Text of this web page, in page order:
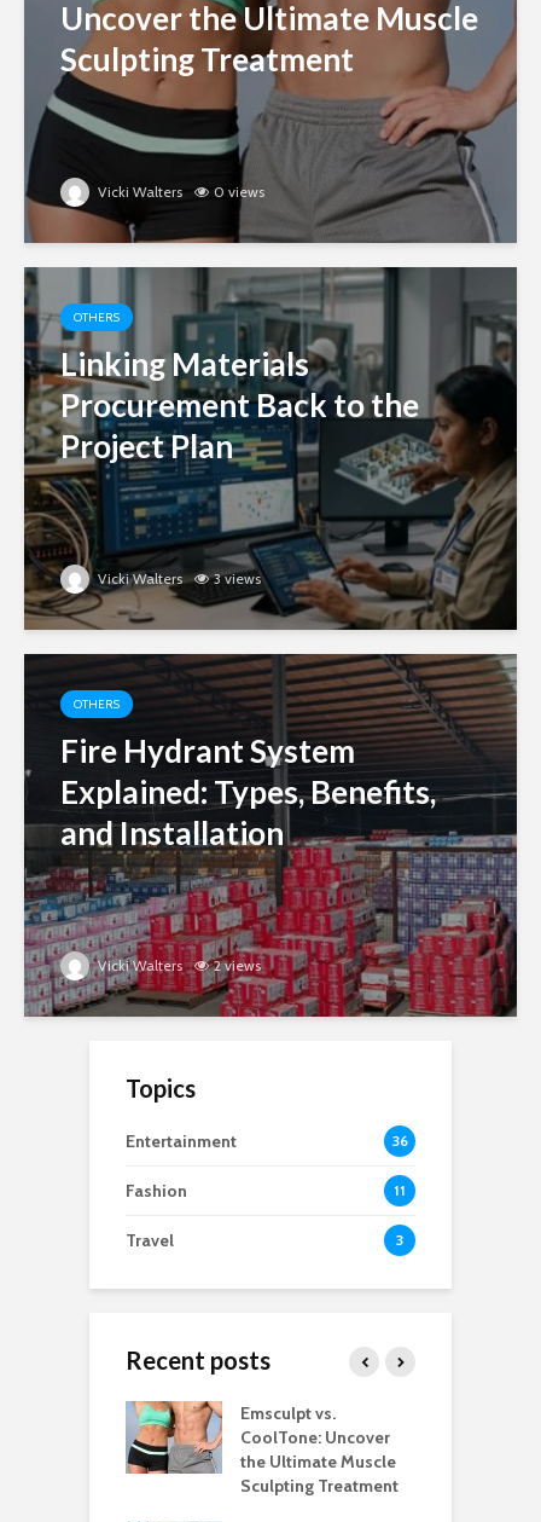
Uncover the Ultimate Muscle
Sculpting Treatment
Vicki Walters 0 views
OTHERS
Linking Materials
Procurement Back to the
Project Plan
Vicki Walters 3 views
OTHERS
Fire Hydrant System
Explained: Types, Benefits,
and Installation
Vicki Walters 2 views
Topics
Entertainment 36
Fashion 11
Travel 3
Recent posts
Emsculpt vs.
CoolTone: Uncover
the Ultimate Muscle
Sculpting Treatment